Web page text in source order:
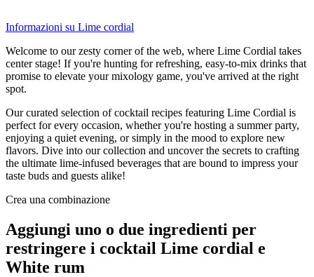
Informazioni su Lime cordial
Welcome to our zesty corner of the web, where Lime Cordial takes
center stage! If you're hunting for refreshing, easy-to-mix drinks that
promise to elevate your mixology game, you've arrived at the right
spot.
Our curated selection of cocktail recipes featuring Lime Cordial is
perfect for every occasion, whether you're hosting a summer party,
enjoying a quiet evening, or simply in the mood to explore new
flavors. Dive into our collection and uncover the secrets to crafting
the ultimate lime-infused beverages that are bound to impress your
taste buds and guests alike!
Crea una combinazione
Aggiungi uno o due ingredienti per
restringere i cocktail Lime cordial e
White rum